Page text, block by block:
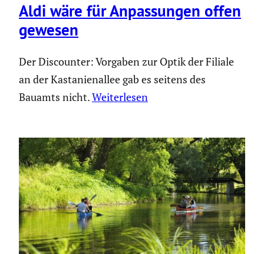
Aldi wäre für Anpas­sungen offen
gewesen
Der Discounter: Vorgaben zur Optik der Filiale
an der Kastanienallee gab es seitens des
Bauamts nicht.Weiterlesen